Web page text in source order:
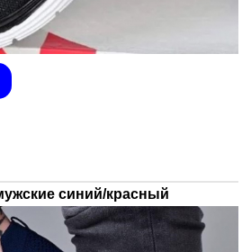
синий/красный